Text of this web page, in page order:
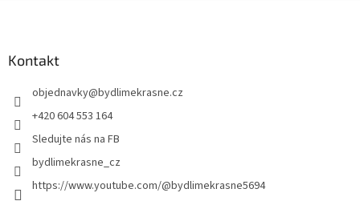
l
p
ý
Kontakt
objednavky@bydlimekrasne.cz
+420 604 553 164
Sledujte nás na FB
bydlimekrasne_cz
https://www.youtube.com/@bydlimekrasne5694